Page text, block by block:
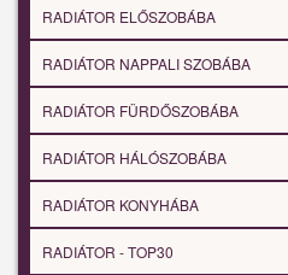
RADIÁTOR ELŐSZOBÁBA
RADIÁTOR NAPPALI SZOBÁBA
RADIÁTOR FÜRDŐSZOBÁBA
RADIÁTOR HÁLÓSZOBÁBA
RADIÁTOR KONYHÁBA
RADIÁTOR - TOP30